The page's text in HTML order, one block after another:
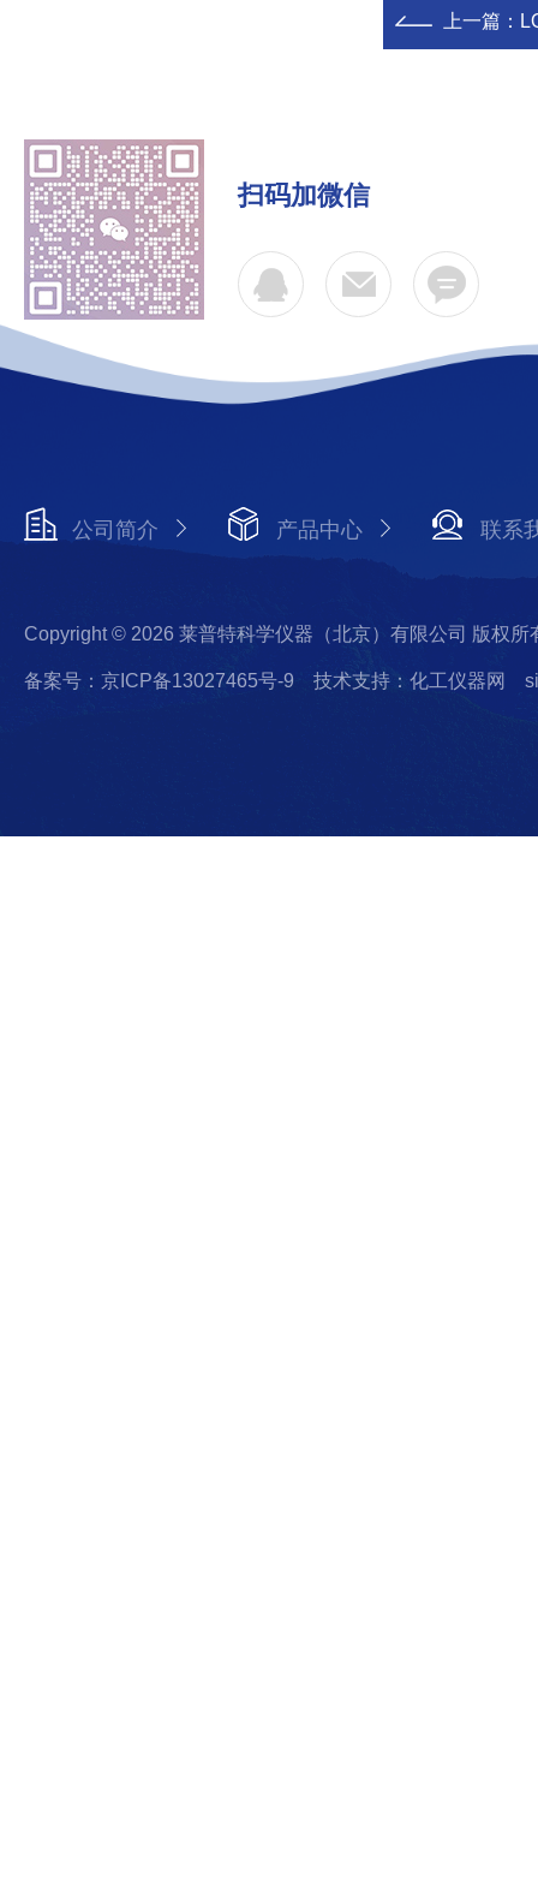
上一篇：
扫码加微信
公司简介 产品中心 联系
Copyright © 2026 莱普特科学仪器（北京）有限公司 版权所
备案号：京ICP备13027465号-9 技术支持：化工仪器网